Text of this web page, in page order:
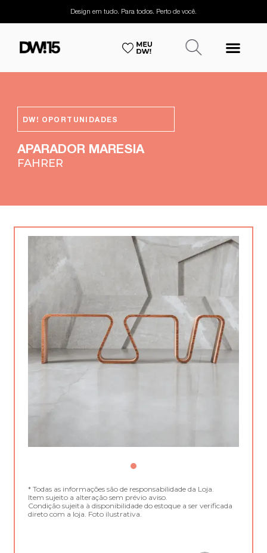
Design em tudo. Para todos. Perto de você.
DW! OPORTUNIDADES
APARADOR MARESIA
FAHRER
* Todas as informações são de responsabilidade da Loja.
Item sujeito a alteração sem prévio aviso.
Condição sujeita à disponibilidade do estoque a ser verificada
direto com a loja. Foto ilustrativa.